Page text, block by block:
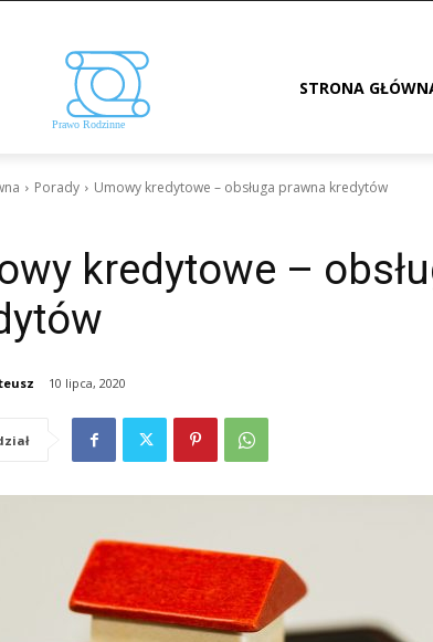
STRONA
Porady Umowy kredytowe – obsługa prawna kredytów
kredytowe –
10 lipca, 2020